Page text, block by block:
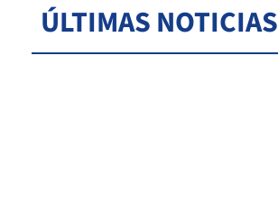
ÚLTIMAS NOTICIAS